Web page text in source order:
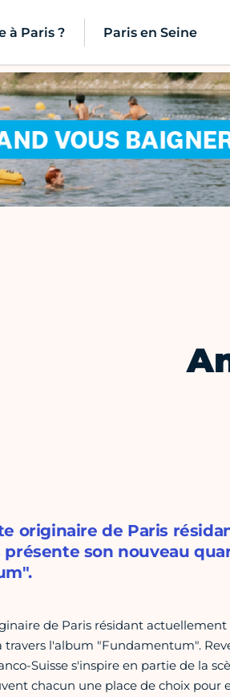
à Paris ? Paris en Seine
originaire de Paris
présente son nouveau
de Paris résidant
travers l'album "Fundamentum".
Suisse s'inspire en partie de la
chacun une place de choix pour